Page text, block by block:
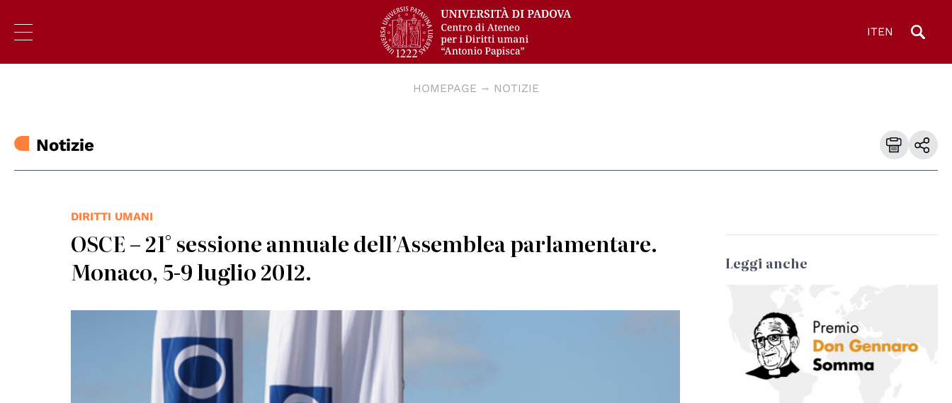
ITEN
HOMEPAGE NOTIZIE
Notizie
DIRITTI UMANI
OSCE – 21° sessione annuale dell’Assemblea parlamentare.
Monaco, 5-9 luglio 2012.
Leggi anche